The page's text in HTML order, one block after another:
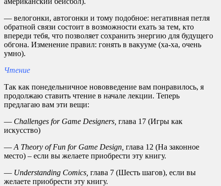
— велогонки, автогонки и тому подобное: негативная петля
обратной связи состоит в возможности ехать за тем, кто
впереди тебя, что позволяет сохранить энергию для будущего
обгона. Изменение правил: гонять в вакууме (ха-ха, очень
умно).
Чтение
Так как понедельничное нововведение вам понравилось, я
продолжаю ставить чтение в начале лекции. Теперь
предлагаю вам эти вещи:
— Challenges for Game Designers, глава 17 (Игры как
искусство)
— A Theory ofFun for Game Design, глава 12 (На законное
место) – если вы желаете приобрести эту книгу.
— Understanding Comics, глава 7 (Шесть шагов), если вы
желаете приобрести эту книгу.